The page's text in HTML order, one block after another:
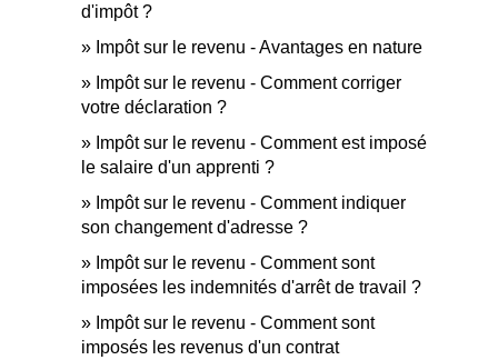
d'impôt ?
Impôt sur le revenu - Avantages en nature
Impôt sur le revenu - Comment corriger
votre déclaration ?
Impôt sur le revenu - Comment est imposé
le salaire d'un apprenti ?
Impôt sur le revenu - Comment indiquer
son changement d'adresse ?
Impôt sur le revenu - Comment sont
imposées les indemnités d'arrêt de travail ?
Impôt sur le revenu - Comment sont
imposés les revenus d'un contrat